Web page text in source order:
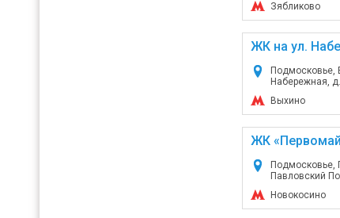
Зябликово
ЖК на ул.
Подмосковье,
Набережная,
Выхино
ЖК
Подмосковье,
Павловский
Новокосино